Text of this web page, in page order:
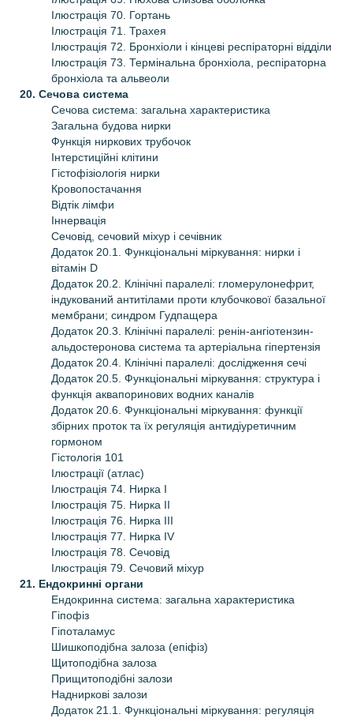
Ілюстрація 70. Гортань
Ілюстрація 71. Трахея
Ілюстрація 72. Бронхіоли і кінцеві респіраторні відділи
Ілюстрація 73. Термінальна бронхіола, респіраторна
бронхіола та альвеоли
20. Сечова система
Сечова система: загальна характеристика
Загальна будова нирки
Функція ниркових трубочок
Інтерстиційні клітини
Гістофізіологія нирки
Кровопостачання
Відтік лімфи
Іннервація
Сечовід, сечовий міхур і сечівник
Додаток 20.1. Функціональні міркування: нирки і
вітамін D
Додаток 20.2. Клінічні паралелі: гломерулонефрит,
індукований антитілами проти клубочкової базальної
мембрани; синдром Гудпащера
Додаток 20.3. Клінічні паралелі: ренін-ангіотензин-
альдостеронова система та артеріальна гіпертензія
Додаток 20.4. Клінічні паралелі: дослідження сечі
Додаток 20.5. Функціональні міркування: структура і
функція аквапоринових водних каналів
Додаток 20.6. Функціональні міркування: функції
збірних проток та їх регуляція антидіуретичним
гормоном
Гістологія 101
Ілюстрації (атлас)
Ілюстрація 74. Нирка І
Ілюстрація 75. Нирка ІІ
Ілюстрація 76. Нирка ІІІ
Ілюстрація 77. Нирка IV
Ілюстрація 78. Сечовід
Ілюстрація 79. Сечовий міхур
21. Ендокринні органи
Ендокринна система: загальна характеристика
Гіпофіз
Гіпоталамус
Шишкоподібна залоза (епіфіз)
Щитоподібна залоза
Прищитоподібні залози
Надниркові залози
Додаток 21.1. Функціональні міркування: регуляція